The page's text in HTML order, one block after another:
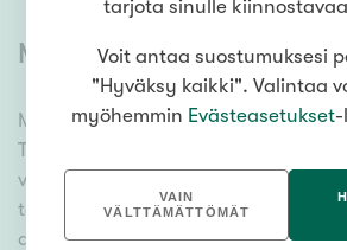
Asuntotyyppi
Kerros-/luhtitalo
Rivitalo/paritalo
Omakoti-/erillistalo
Maa- tai metsätila
Myytävät asunnot (6336)
Meiltä löydät myytävät asunnot, oli
Tuhansien kohteiden ja satojen
verkostomme auttaa sinua kenties
tärkeimmässä päätöksessä. Katso
asunnot. Hyödynnä myös kätevää
tarjota sinulle
Voit antaa suostumuksesi
"Hyväksy kaikki". Valintaa
myöhemmin Evästeasetukset-
VAIN
VÄLTTÄMÄTTÖMÄT